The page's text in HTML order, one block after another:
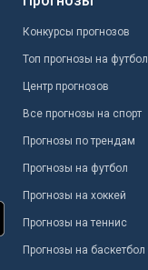
Конкурсы прогнозов
Топ прогнозы на футбол
Центр прогнозов
Все прогнозы на спорт
Прогнозы по трендам
Прогнозы на футбол
Прогнозы на хоккей
Прогнозы на теннис
Прогнозы на баскетбол